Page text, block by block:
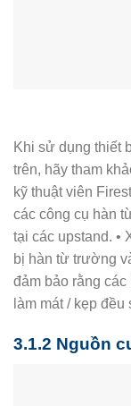
Khi sử dụng thiết
trên, hãy tham
kỹ thuật viên
các công cụ hàn
tại các upstand. •
bị hàn từ trường
đảm bảo rằng các
làm mát / kẹp
3.1.2 Nguồn